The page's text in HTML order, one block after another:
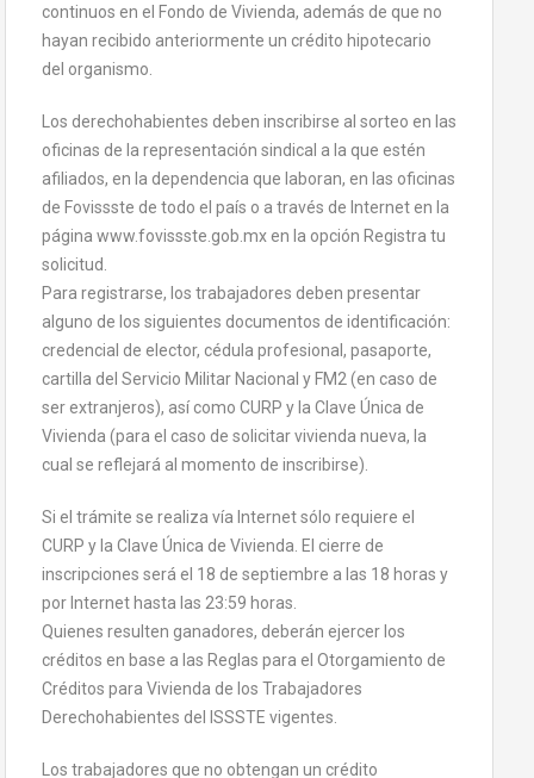
continuos en el Fondo de Vivienda, además de que no
hayan recibido anteriormente un crédito hipotecario
del organismo.
Los derechohabientes deben inscribirse al sorteo en las
oficinas de la representación sindical a la que estén
afiliados, en la dependencia que laboran, en las oficinas
de Fovissste de todo el país o a través de Internet en la
página www.fovissste.gob.mx en la opción Registra tu
solicitud.
Para registrarse, los trabajadores deben presentar
alguno de los siguientes documentos de identificación:
credencial de elector, cédula profesional, pasaporte,
cartilla del Servicio Militar Nacional y FM2 (en caso de
ser extranjeros), así como CURP y la Clave Única de
Vivienda (para el caso de solicitar vivienda nueva, la
cual se reflejará al momento de inscribirse).
Si el trámite se realiza vía Internet sólo requiere el
CURP y la Clave Única de Vivienda. El cierre de
inscripciones será el 18 de septiembre a las 18 horas y
por Internet hasta las 23:59 horas.
Quienes resulten ganadores, deberán ejercer los
créditos en base a las Reglas para el Otorgamiento de
Créditos para Vivienda de los Trabajadores
Derechohabientes del ISSSTE vigentes.
Los trabajadores que no obtengan un crédito